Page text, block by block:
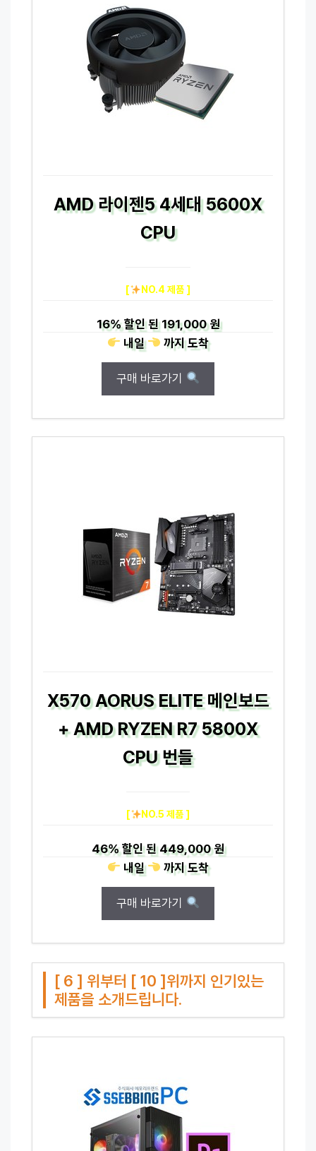
AMD 라이젠5 4세대 5600X
CPU
[ NO.4 제품 ]
16%할인 된191,000 원
내일
까지도착
구매 바로가기
X570 AORUS ELITE 메인보드
+ AMD RYZEN R7 5800X
CPU 번들
[ NO.5 제품 ]
46%할인 된449,000 원
내일
까지도착
구매 바로가기
[ 6 ] 위부터 [ 10 ]위까지 인기있는
제품을 소개드립니다.